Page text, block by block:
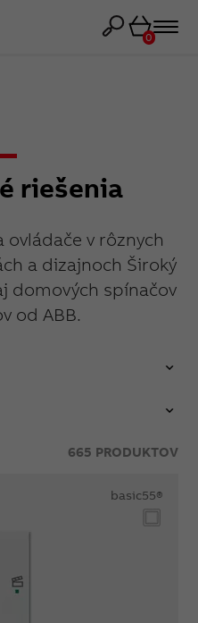
Košík
0
riešenia
ovládače v rôznych
a dizajnoch Široký
domových spínačov
od ABB.
665 PRODUKTOV
basic55®